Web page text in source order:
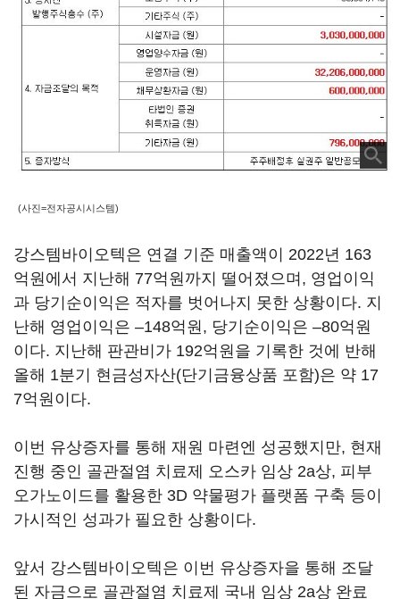
(사진=전자공시시스템)
강스템바이오텍은 연결 기준 매출액이 2022년 163
억원에서 지난해 77억원까지 떨어졌으며, 영업이익
과 당기순이익은 적자를 벗어나지 못한 상황이다. 지
난해 영업이익은 –148억원, 당기순이익은 –80억원
이다. 지난해 판관비가 192억원을 기록한 것에 반해
올해 1분기 현금성자산(단기금융상품 포함)은 약 17
7억원이다.
이번 유상증자를 통해 재원 마련엔 성공했지만, 현재
진행 중인 골관절염 치료제 오스카 임상 2a상, 피부
오가노이드를 활용한 3D 약물평가 플랫폼 구축 등이
가시적인 성과가 필요한 상황이다.
앞서 강스템바이오텍은 이번 유상증자을 통해 조달
된 자금으로 골관절염 치료제 국내 임상 2a상 완료